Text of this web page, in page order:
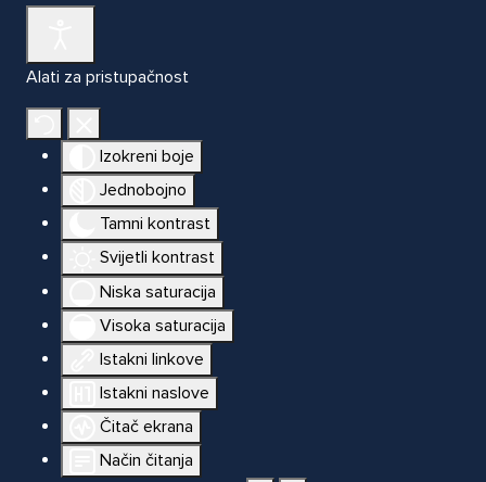
Alati za pristupačnost
Izokreni boje
Jednobojno
Tamni kontrast
Svijetli kontrast
Niska saturacija
Visoka saturacija
Istakni linkove
Istakni naslove
Čitač ekrana
Način čitanja